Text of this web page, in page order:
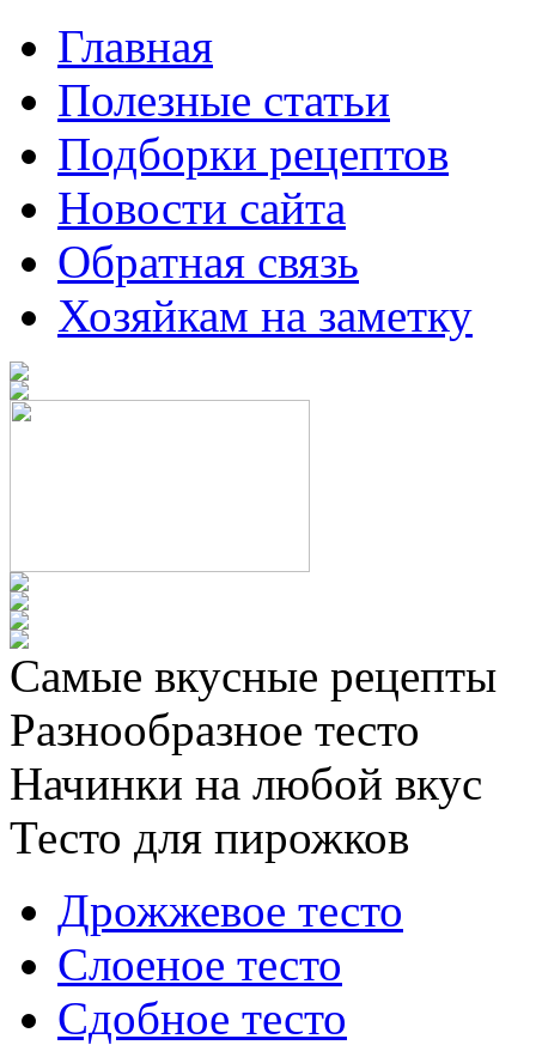
Главная
Полезные статьи
Подборки рецептов
Новости сайта
Обратная связь
Хозяйкам на заметку
Самые вкусные рецепты
Разнообразное тесто
Начинки на любой вкус
Тесто для пирожков
Дрожжевое тесто
Слоеное тесто
Сдобное тесто